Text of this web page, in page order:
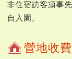
非住宿訪客須事
自入園。
營地收費